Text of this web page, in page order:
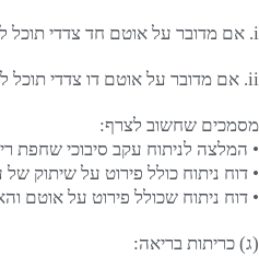
i. אם מדובר על אוטם חד צדדי תוכל לקבל 30% נכות.
ii. אם מדובר על אוטם דו צדדי תוכל לקבל 60% נכות.
מסמכים שחשוב לצרף:
• המלצה לניתוח עקב סיבוכי שחפת
• דוח ניתוח כולל פירוט על שיתוק
• דוח ניתוח שכולל פירוט על אוטם
(ג) כריתות בריאה: